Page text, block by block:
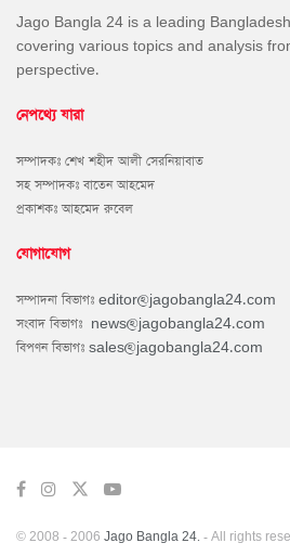
Jago Bangla 24 is a leading
covering various topics and analysis
perspective.
নেপথ্যে যারা
সম্পাদকঃ শেখ শহীদ আলী সেরনিয়াবাত
সহ সম্পাদকঃ বাতেন আহমেদ
প্রকাশকঃ আহমেদ রুবেল
যোগাযোগ
সম্পাদনা বিভাগঃ editor@jagobangla24.com
সংবাদ বিভাগঃ news@jagobangla24.com
বিপণন বিভাগঃ sales@jagobangla24.com
© 2008 - 2006 Jago Bangla 24. - All rights